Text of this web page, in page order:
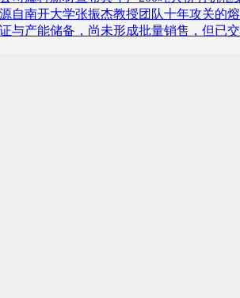
自南开大学张振杰教授团队十年攻关的
与产能储备，尚未形成批量销售，但已